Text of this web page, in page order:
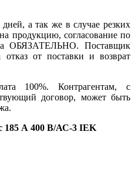
а так же в случае резких
продукцию, согласование по
ОБЯЗАТЕЛЬНО. Поставщик
отказ от поставки и возврат
100%. Контрагентам, с
договор, может быть
185 А 400 В/АС-3 IEK